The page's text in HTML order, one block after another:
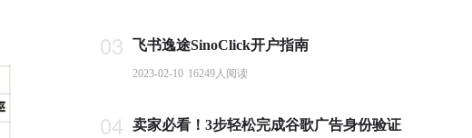
03 飞书逸途SinoClick开户指南
2023-02-10 16249人阅读
04 卖家必看！3步轻松完成谷歌广告身份验证